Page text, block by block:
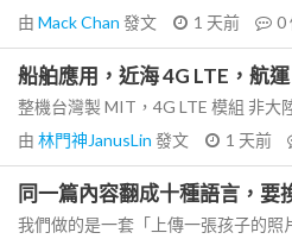
由 Mack Chan 發文 1 天前 0
船舶應用，近海 4G LTE，航
整機台灣製 MIT，4G LTE 模組 非大
由 林門神JanusLin 發文 1 天前
同一篇內容翻成十種語言，要
我們做的是一套「上傳一張孩子的照